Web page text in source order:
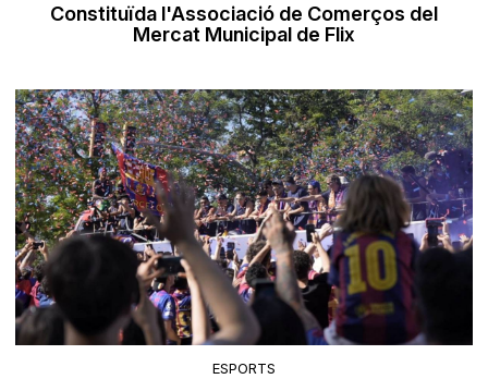
Constituïda l'Associació de Comerços del
Mercat Municipal de Flix
ESPORTS